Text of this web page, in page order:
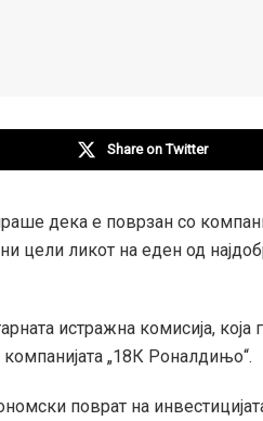
Share on Twitter
дека е поврзан со
цели ликот на еден од
истражна комисија, која
„18К Роналдињо“.
поврат на